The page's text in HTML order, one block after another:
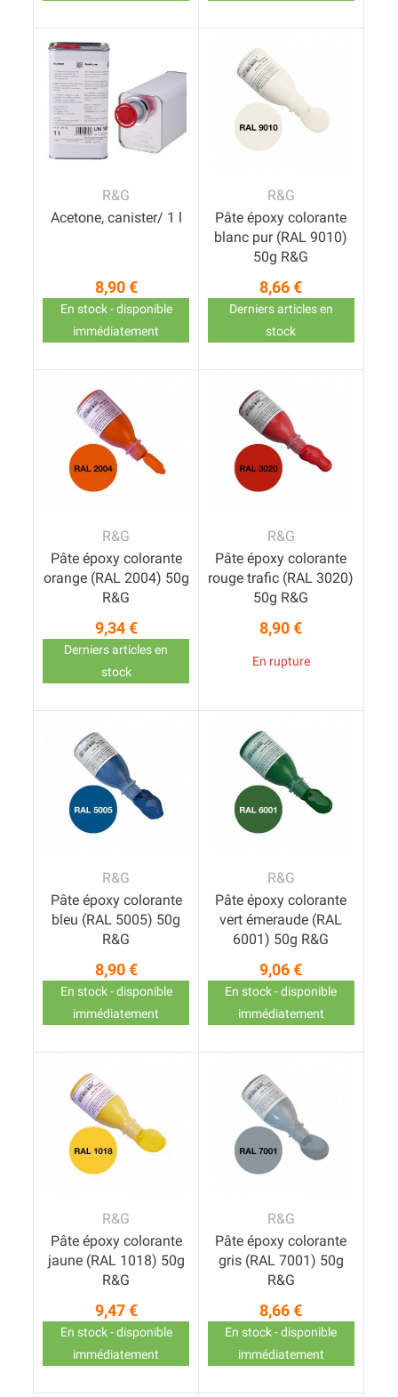
R&G
Acetone, canister/ 1 l
Prix
8,90 €
En stock - disponible
immédiatement
R&G
Pâte époxy colorante
blanc pur (RAL 9010)
50g R&G
Prix
8,66 €
Derniers articles en
stock
R&G
Pâte époxy colorante
orange (RAL 2004) 50g
R&G
Prix
9,34 €
Derniers articles en
stock
R&G
Pâte époxy colorante
rouge trafic (RAL 3020)
50g R&G
Prix
8,90 €
En rupture
R&G
Pâte époxy colorante
bleu (RAL 5005) 50g
R&G
Prix
8,90 €
En stock - disponible
immédiatement
R&G
Pâte époxy colorante
vert émeraude (RAL
6001) 50g R&G
Prix
9,06 €
En stock - disponible
immédiatement
R&G
Pâte époxy colorante
jaune (RAL 1018) 50g
R&G
Prix
9,47 €
En stock - disponible
immédiatement
R&G
Pâte époxy colorante
gris (RAL 7001) 50g
R&G
Prix
8,66 €
En stock - disponible
immédiatement